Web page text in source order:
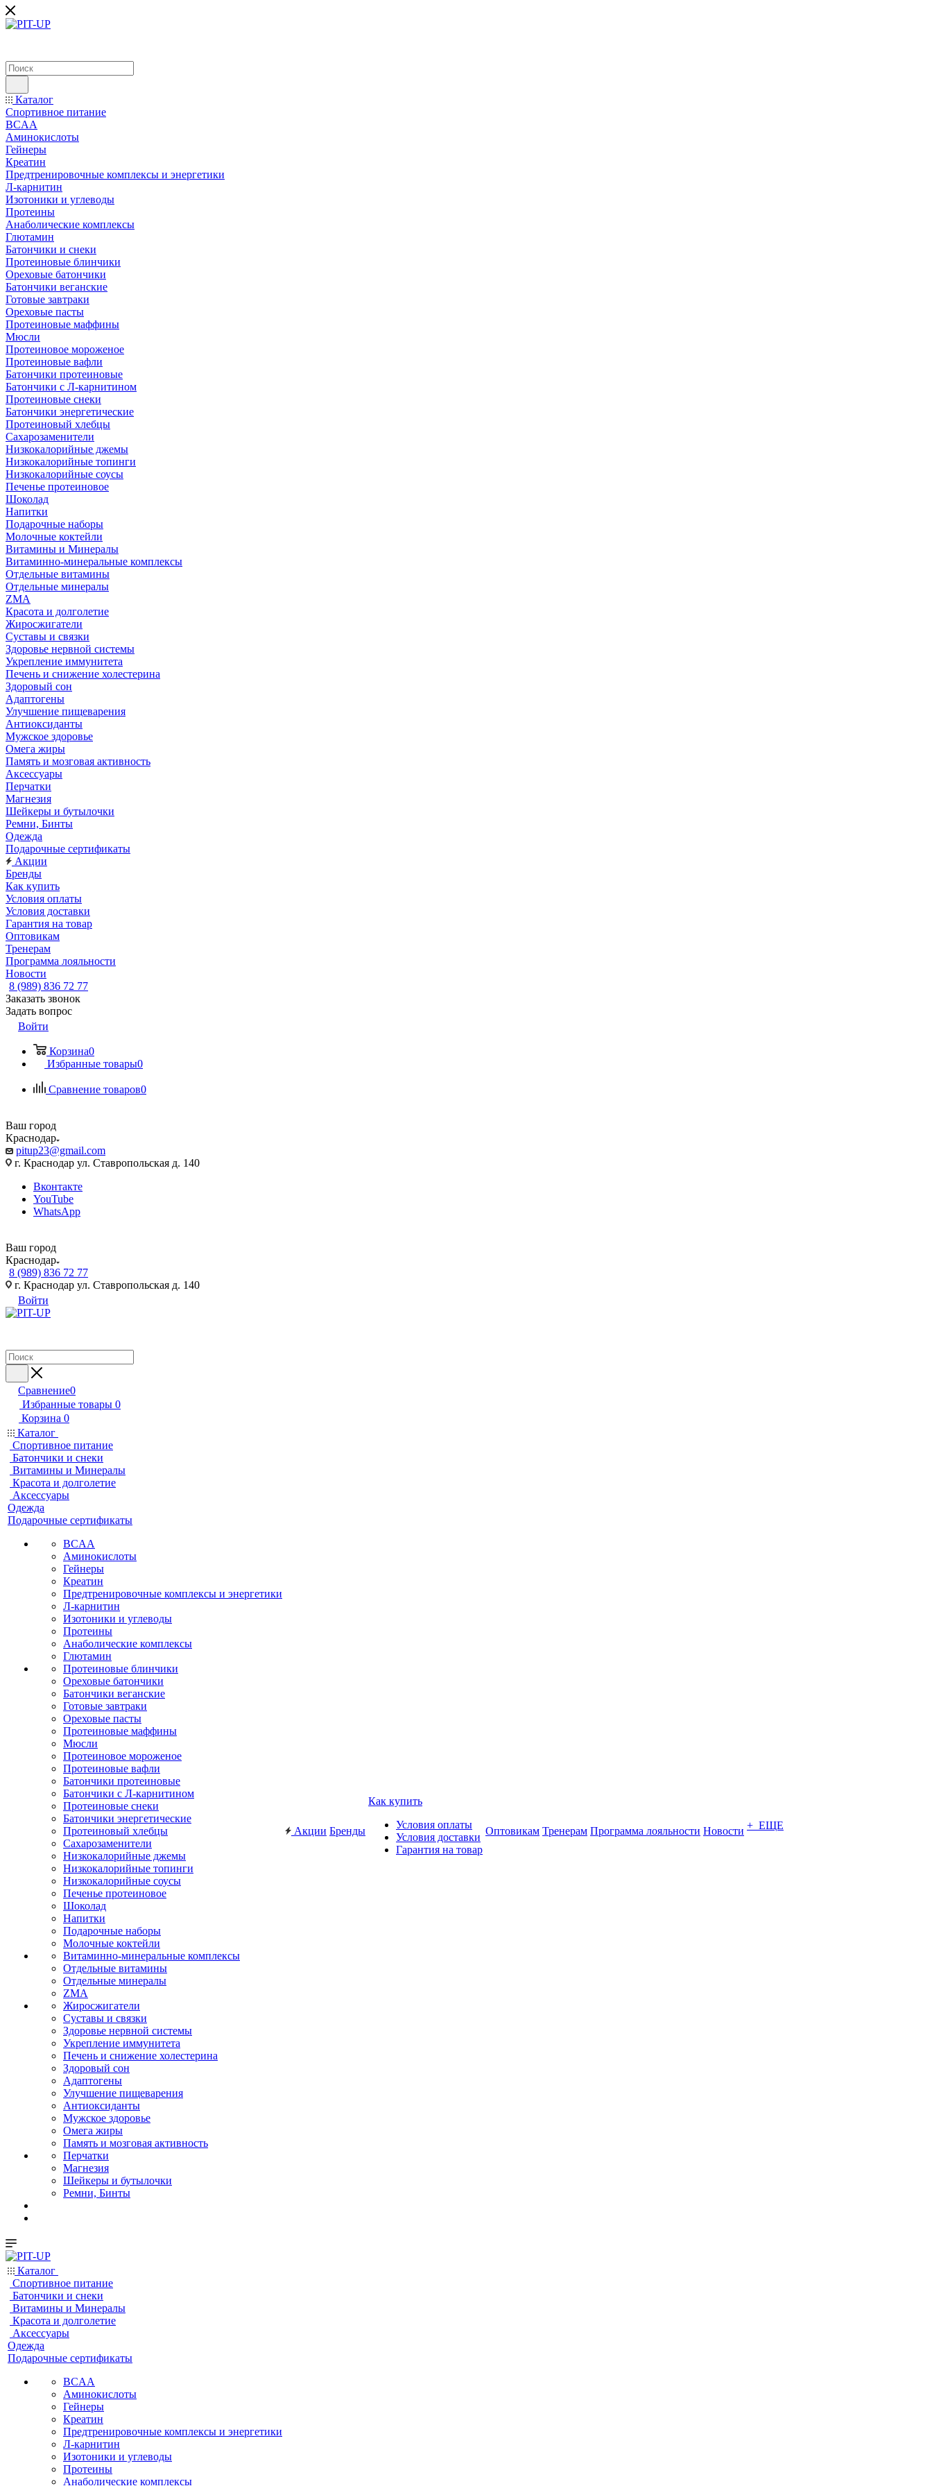
Каталог
Спортивное питание
BCAA
Аминокислоты
Гейнеры
Креатин
Предтренировочные комплексы и энергетики
Л-карнитин
Изотоники и углеводы
Протеины
Анаболические комплексы
Глютамин
Батончики и снеки
Протеиновые блинчики
Ореховые батончики
Батончики веганские
Готовые завтраки
Ореховые пасты
Протеиновые маффины
Мюсли
Протеиновое мороженое
Протеиновые вафли
Батончики протеиновые
Батончики с Л-карнитином
Протеиновые снеки
Батончики энергетические
Протеиновый хлебцы
Сахарозаменители
Низкокалорийные джемы
Низкокалорийные топинги
Низкокалорийные соусы
Печенье протеиновое
Шоколад
Напитки
Подарочные наборы
Молочные коктейли
Витамины и Минералы
Витаминно-минеральные комплексы
Отдельные витамины
Отдельные минералы
ZMA
Красота и долголетие
Жиросжигатели
Суставы и связки
Здоровье нервной системы
Укрепление иммунитета
Печень и снижение холестерина
Здоровый сон
Адаптогены
Улучшение пищеварения
Антиоксиданты
Мужское здоровье
Омега жиры
Память и мозговая активность
Аксессуары
Перчатки
Магнезия
Шейкеры и бутылочки
Ремни, Бинты
Одежда
Подарочные сертификаты
Акции
Бренды
Как купить
Условия оплаты
Условия доставки
Гарантия на товар
Оптовикам
Тренерам
Программа лояльности
Новости
8 (989) 836 72 77
Заказать звонок
Задать вопрос
Войти
Корзина0
Избранные товары0
Сравнение товаров0
Ваш город
Краснодар
pitup23@gmail.com
г. Краснодар ул. Ставропольская д. 140
Вконтакте
YouTube
WhatsApp
Ваш город
Краснодар
8 (989) 836 72 77
г. Краснодар ул. Ставропольская д. 140
Войти
Сравнение0
Избранные товары 0
Корзина 0
Каталог
Спортивное питание
Батончики и снеки
Витамины и Минералы
Красота и долголетие
Аксессуары
Одежда
Подарочные сертификаты
BCAA
Аминокислоты
Гейнеры
Креатин
Предтренировочные комплексы и энергетики
Л-карнитин
Изотоники и углеводы
Протеины
Анаболические комплексы
Глютамин
Протеиновые блинчики
Ореховые батончики
Батончики веганские
Готовые завтраки
Ореховые пасты
Протеиновые маффины
Мюсли
Протеиновое мороженое
Протеиновые вафли
Батончики протеиновые
Батончики с Л-карнитином
Протеиновые снеки
Батончики энергетические
Протеиновый хлебцы
Сахарозаменители
Низкокалорийные джемы
Низкокалорийные топинги
Низкокалорийные соусы
Печенье протеиновое
Шоколад
Напитки
Подарочные наборы
Молочные коктейли
Витаминно-минеральные комплексы
Отдельные витамины
Отдельные минералы
ZMA
Жиросжигатели
Суставы и связки
Здоровье нервной системы
Укрепление иммунитета
Печень и снижение холестерина
Здоровый сон
Адаптогены
Улучшение пищеварения
Антиоксиданты
Мужское здоровье
Омега жиры
Память и мозговая активность
Перчатки
Магнезия
Шейкеры и бутылочки
Ремни, Бинты
Акции Бренды
Как купить
Условия оплаты
Условия доставки
Гарантия на товар
Оптовикам Тренерам Программа лояльности Новости + ЕЩЕ
Каталог
Спортивное питание
Батончики и снеки
Витамины и Минералы
Красота и долголетие
Аксессуары
Одежда
Подарочные сертификаты
BCAA
Аминокислоты
Гейнеры
Креатин
Предтренировочные комплексы и энергетики
Л-карнитин
Изотоники и углеводы
Протеины
Анаболические комплексы